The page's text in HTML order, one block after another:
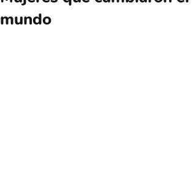
mundo